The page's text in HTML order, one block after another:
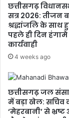
जबकि अधिकतम
रहने की संभावना है।
रविवार को राजधानी
छत्तीसगढ़
सत्र 2026: तीजन
श्रद्धांजलि के
पहले ही दिन
कार्यवाही
4 weeks ago
छत्तीसगढ़ जल
में बड़ा खेल: सचिव
‘मेहरबानी’ से